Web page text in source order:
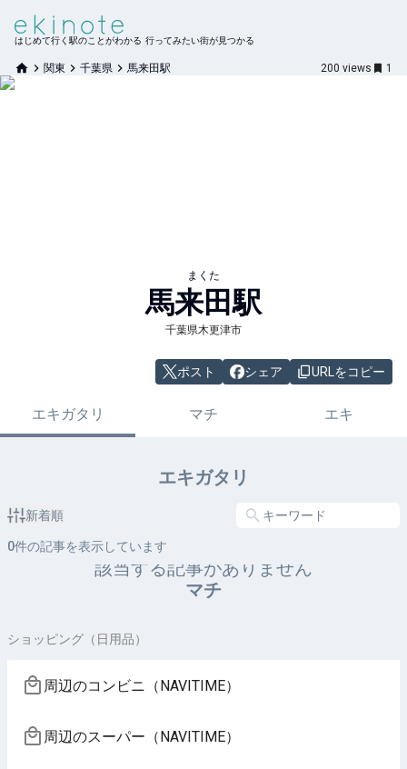
はじめて行く駅のことがわかる 行ってみたい街が見つかる
関東 千葉県 馬来田駅 200 views 1
まくた
馬来田駅
千葉県木更津市
ポスト シェア URLをコピー
エキガタリ マチ エキ
エキガタリ
新着順
0件の記事を表示しています
該当する記事がありません
マチ
ショッピング（日用品）
周辺のコンビニ（NAVITIME）
周辺のスーパー（NAVITIME）